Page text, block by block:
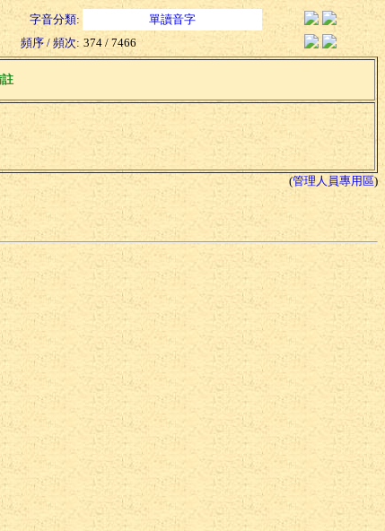
字音分類:
單讀音字
頻序 / 頻次: 374 / 7466
(管理人員專用區)